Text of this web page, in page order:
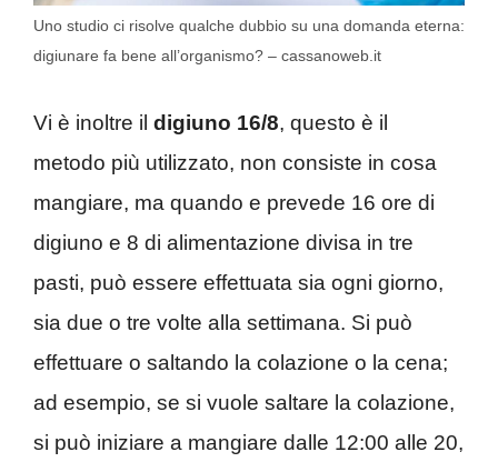
Uno studio ci risolve qualche dubbio su una domanda eterna:
digiunare fa bene all’organismo? – cassanoweb.it
Vi è inoltre il digiuno 16/8, questo è il
metodo più utilizzato, non consiste in cosa
mangiare, ma quando e prevede 16 ore di
digiuno e 8 di alimentazione divisa in tre
pasti, può essere effettuata sia ogni giorno,
sia due o tre volte alla settimana. Si può
effettuare o saltando la colazione o la cena;
ad esempio, se si vuole saltare la colazione,
si può iniziare a mangiare dalle 12:00 alle 20,